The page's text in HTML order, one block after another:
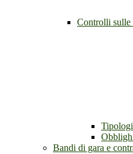
Controlli sulle
Bandi di gara e